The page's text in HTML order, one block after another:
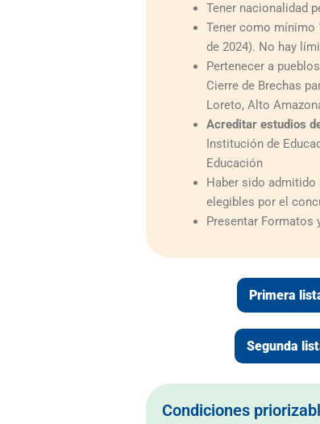
Tener nacionalidad
Tener como mínimo
de 2024). No hay
Pertenecer a
Cierre de Brechas
Loreto, Alto
Acreditar estudios
Institución de
Educación
Haber sido
elegibles por el
Presentar Formatos
Primera
Segunda
Condiciones